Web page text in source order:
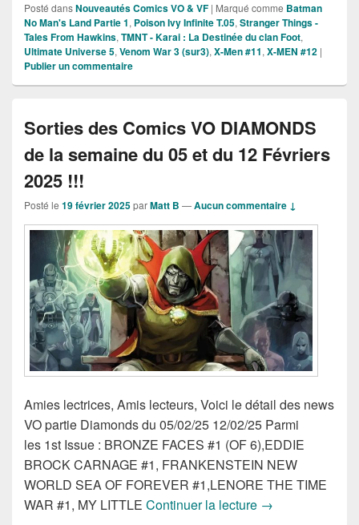
Posté dansNouveautés Comics VO & VF | Marqué comme Batman
No Man's Land Partie 1, Poison Ivy Infinite T.05, Stranger Things -
Tales From Hawkins, TMNT - Karai : La Destinée du clan Foot,
Ultimate Universe 5, Venom War 3 (sur3), X-Men #11, X-MEN #12 |
Publier un commentaire
Sorties des Comics VO DIAMONDS
de la semaine du 05 et du 12 Févriers
2025 !!!
Posté le 19 février 2025parMatt B —Aucun commentaire ↓
Amies lectrices, Amis lecteurs, Voici le détail des news
VO partie Diamonds du 05/02/25 12/02/25 Parmi
les 1st Issue : BRONZE FACES #1 (OF 6),EDDIE
BROCK CARNAGE #1, FRANKENSTEIN NEW
WORLD SEA OF FOREVER #1,LENORE THE TIME
WAR #1, MY LITTLE Continuer la lecture Sorties des
→